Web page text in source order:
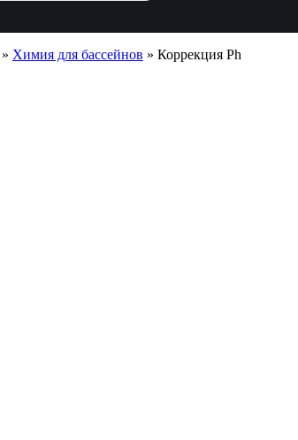
» Химия для бассейнов » Коррекция Ph